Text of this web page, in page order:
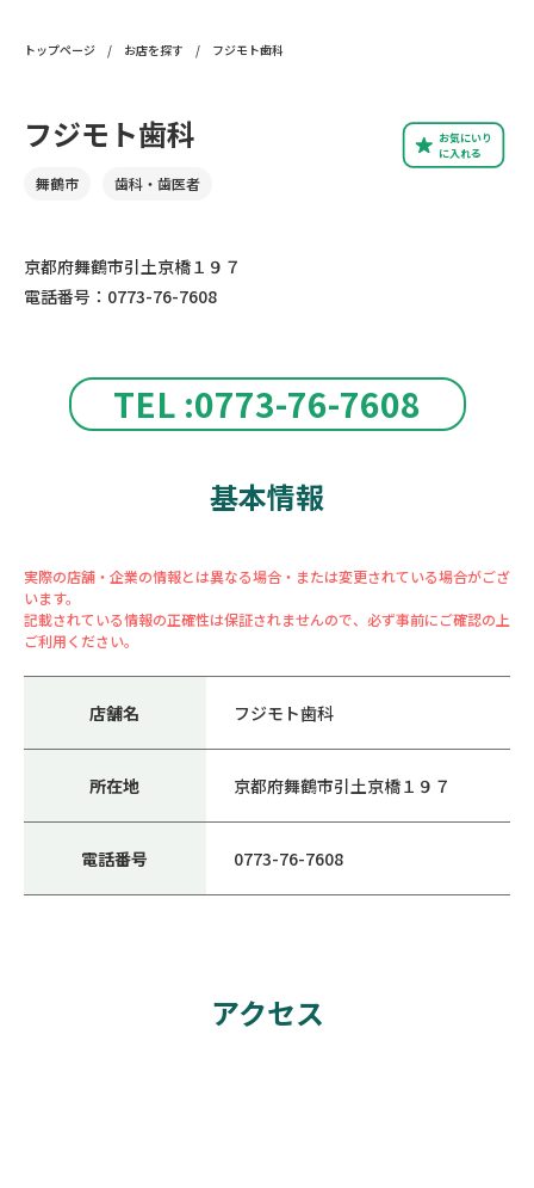
トップページ / お店を探す / フジモト歯科
TEL :0773-76-7608
お気にいり
に入れる
フジモト歯科
舞鶴市 歯科・歯医者
京都府舞鶴市引土京橋１９７
電話番号：0773-76-7608
基本情報
実際の店舗・企業の情報とは異なる場合・または変更されている場合がござ
います。
記載されている情報の正確性は保証されませんので、必ず事前にご確認の上
ご利用ください。
店舗名 フジモト歯科
所在地 京都府舞鶴市引土京橋１９７
電話番号 0773-76-7608
アクセス